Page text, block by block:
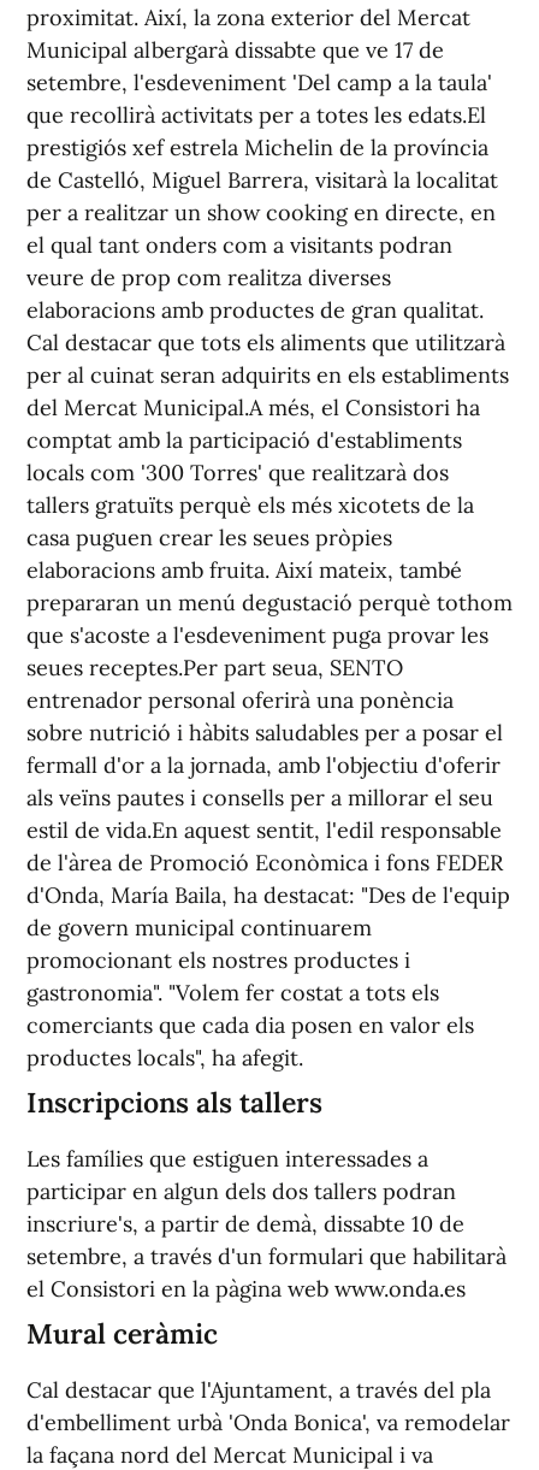
proximitat. Així, la zona exterior del Mercat
Municipal albergarà dissabte que ve 17 de
setembre, l'esdeveniment 'Del camp a la taula'
que recollirà activitats per a totes les edats.El
prestigiós xef estrela Michelin de la província
de Castelló, Miguel Barrera, visitarà la localitat
per a realitzar un show cooking en directe, en
el qual tant onders com a visitants podran
veure de prop com realitza diverses
elaboracions amb productes de gran qualitat.
Cal destacar que tots els aliments que utilitzarà
per al cuinat seran adquirits en els establiments
del Mercat Municipal.A més, el Consistori ha
comptat amb la participació d'establiments
locals com '300 Torres' que realitzarà dos
tallers gratuïts perquè els més xicotets de la
casa puguen crear les seues pròpies
elaboracions amb fruita. Així mateix, també
prepararan un menú degustació perquè tothom
que s'acoste a l'esdeveniment puga provar les
seues receptes.Per part seua, SENTO
entrenador personal oferirà una ponència
sobre nutrició i hàbits saludables per a posar el
fermall d'or a la jornada, amb l'objectiu d'oferir
als veïns pautes i consells per a millorar el seu
estil de vida.En aquest sentit, l'edil responsable
de l'àrea de Promoció Econòmica i fons FEDER
d'Onda, María Baila, ha destacat: "Des de l'equip
de govern municipal continuarem
promocionant els nostres productes i
gastronomia". "Volem fer costat a tots els
comerciants que cada dia posen en valor els
productes locals", ha afegit.
Inscripcions als tallers
Les famílies que estiguen interessades a
participar en algun dels dos tallers podran
inscriure's, a partir de demà, dissabte 10 de
setembre, a través d'un formulari que habilitarà
el Consistori en la pàgina web www.onda.es
Mural ceràmic
Cal destacar que l'Ajuntament, a través del pla
d'embelliment urbà 'Onda Bonica', va remodelar
la façana nord del Mercat Municipal i va